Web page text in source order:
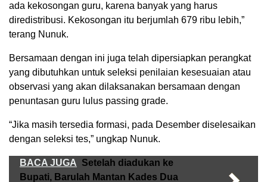
ada kekosongan guru, karena banyak yang harus
diredistribusi. Kekosongan itu berjumlah 679 ribu lebih,”
terang Nunuk.
Bersamaan dengan ini juga telah dipersiapkan perangkat
yang dibutuhkan untuk seleksi penilaian kesesuaian atau
observasi yang akan dilaksanakan bersamaan dengan
penuntasan guru lulus passing grade.
“Jika masih tersedia formasi, pada Desember diselesaikan
dengan seleksi tes,” ungkap Nunuk.
BACA JUGA Setelah diadukan ke
Bupati, Barulah Mantan Kades Dua